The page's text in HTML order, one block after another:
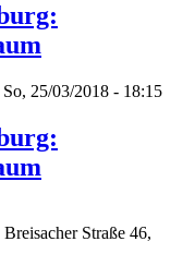
So, 25/03/2018 - 18:15
Straße 46,